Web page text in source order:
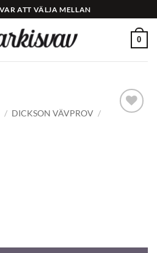
ATT VÄLJA MELLAN
0
/ DICKSON VÄVPROV /